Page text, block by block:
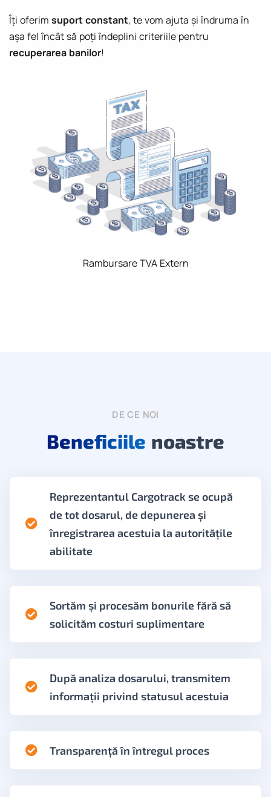
Rambursare TVA Extern
Îți oferim suport constant, te vom ajuta și îndruma în
așa fel încât să poți îndeplini criteriile pentru
recuperarea banilor!
DE CE NOI
Beneficiile noastre
Reprezentantul Cargotrack se ocupă
de tot dosarul, de depunerea și
înregistrarea acestuia la autoritățile
abilitate
Sortăm și procesăm bonurile fără să
solicităm costuri suplimentare
După analiza dosarului, transmitem
informații privind statusul acestuia
Transparență în întregul proces